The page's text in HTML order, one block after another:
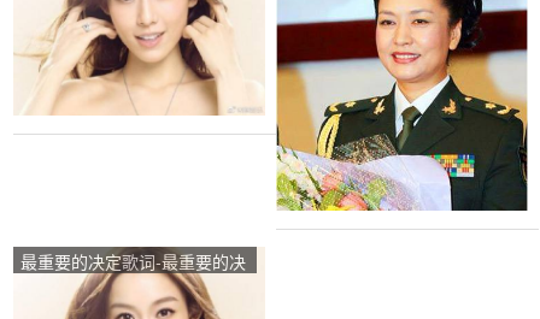
最重要的决定歌词-最重要的决
定LRC歌词-范玮琪